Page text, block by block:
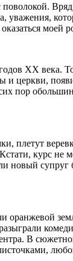
моей
XX века.
церкви,
пор
плетут
курс не
новый
В